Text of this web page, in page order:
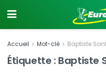
Accueil Mot-clé Baptiste
Étiquette : Baptiste